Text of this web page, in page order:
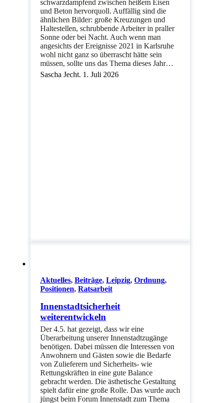
schwarzdampfend zwischen heißem Eisen
und Beton hervorquoll. Auffällig sind die
ähnlichen Bilder: große Kreuzungen und
Haltestellen, schrubbende Arbeiter in praller
Sonne oder bei Nacht. Auch wenn man
angesichts der Ereignisse 2021 in Karlsruhe
wohl nicht ganz so überrascht hätte sein
müssen, sollte uns das Thema dieses Jahr…
Sascha Jecht. 1. Juli 2026
Aktuelles, Beiträge, Leipzig, Ordnung,
Positionen, Ratsarbeit
Innenstadtsicherheit
weiterentwickeln
Der 4.5. hat gezeigt, dass wir eine
Überarbeitung unserer Innenstadtzugänge
benötigen. Dabei müssen die Interessen von
Anwohnern und Gästen sowie die Bedarfe
von Zulieferern und Sicherheits- wie
Rettungskräften in eine gute Balance
gebracht werden. Die ästhetische Gestaltung
spielt dafür eine große Rolle. Das wurde auch
jüngst beim Forum Innenstadt zum Thema